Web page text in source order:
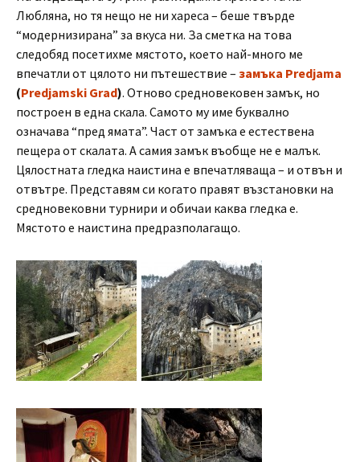
Любляна, но тя нещо не ни хареса – беше твърде
“модернизирана” за вкуса ни. За сметка на това
следобяд посетихме мястото, което най-много ме
впечатли от цялото ни пътешествие – замъка Predjama
(Predjamski Grad). Отново средновековен замък, но
построен в една скала. Самото му име буквално
означава “пред ямата”. Част от замъка е естествена
пещера от скалата. А самия замък въобще не е малък.
Цялостната гледка наистина е впечатляваща – и отвън и
отвътре. Представям си когато правят възстановки на
средновековни турнири и обичаи каква гледка е.
Мястото е наистина предразполагащо.